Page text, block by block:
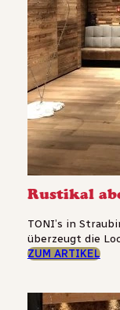
Rustikal
TONI’s in
überzeugt die
ZUM ARTIKEL